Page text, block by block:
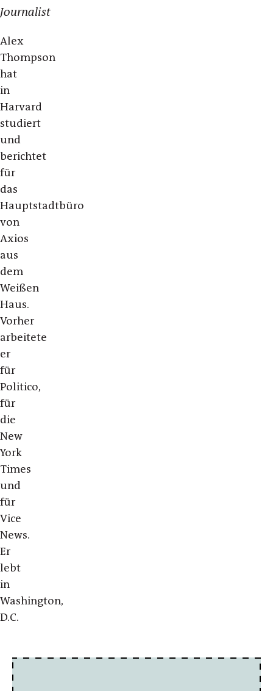
Journalist
Alex
Thompson
hat
in
Harvard
studiert
und
berichtet
für
das
Hauptstadtbüro
von
Axios
aus
dem
Weißen
Haus.
Vorher
arbeitete
er
für
Politico,
für
die
New
York
Times
und
für
Vice
News.
Er
lebt
in
Washington,
D.C.